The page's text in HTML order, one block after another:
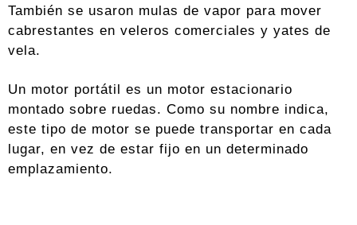
También se usaron mulas de vapor para mover
cabrestantes en veleros comerciales y yates de
vela.
Un motor portátil es un motor estacionario
montado sobre ruedas. Como su nombre indica,
este tipo de motor se puede transportar en cada
lugar, en vez de estar fijo en un determinado
emplazamiento.